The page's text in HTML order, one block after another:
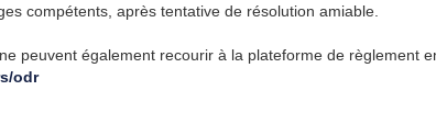
compétents, après tentative de résolution amiable.
peuvent également recourir à la plateforme de règlement
odr